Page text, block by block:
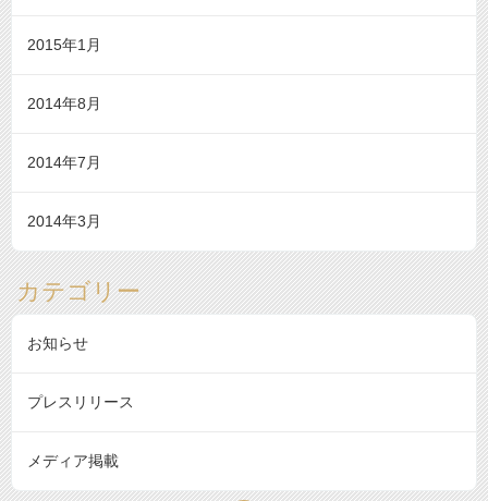
2015年1月
2014年8月
2014年7月
2014年3月
カテゴリー
お知らせ
プレスリリース
メディア掲載